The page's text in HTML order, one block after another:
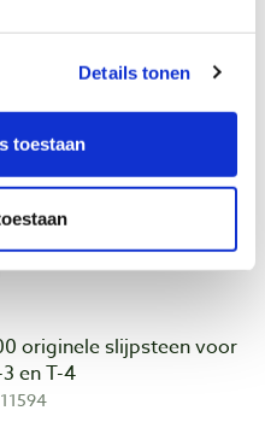
Details tonen
toestaan
mail ons voor de levertijd
originele slijpsteen voor
en T-4